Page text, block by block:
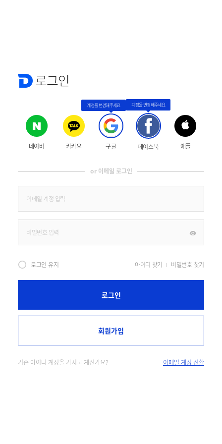
로그인
네이버 카카오 구글 페이스북 애플
or 이메일 로그인
로그인 유지 아이디 찾기 비밀번호 찾기
로그인
회원가입
기존 아이디 계정을 가지고 계신가요? 이메일 계정 전환